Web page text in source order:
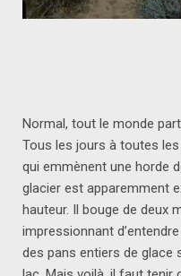
Normal, tout le monde
Tous les jours à toutes
qui emmènent une horde
glacier est apparemment
hauteur. Il bouge de deux
impressionnant
des pans entiers de glace